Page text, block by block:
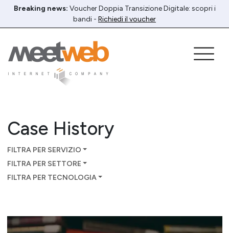
Breaking news: Voucher Doppia Transizione Digitale: scopri i
bandi - Richiedi il voucher
Case History
FILTRA PER SERVIZIO
FILTRA PER SETTORE
FILTRA PER TECNOLOGIA